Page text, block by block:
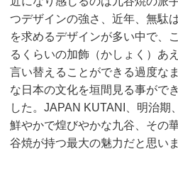
つデザインの強さ、近年、無駄
を求めるデザインが多い中で、
るくらいの加飾（かしょく）あ
言い替えることができる過度な
な日本の文化を垣間見る事がで
した。JAPAN KUTANI、明治期
鮮やかで煌びやかな九谷、その
谷焼が持つ最大の魅力だと思いま